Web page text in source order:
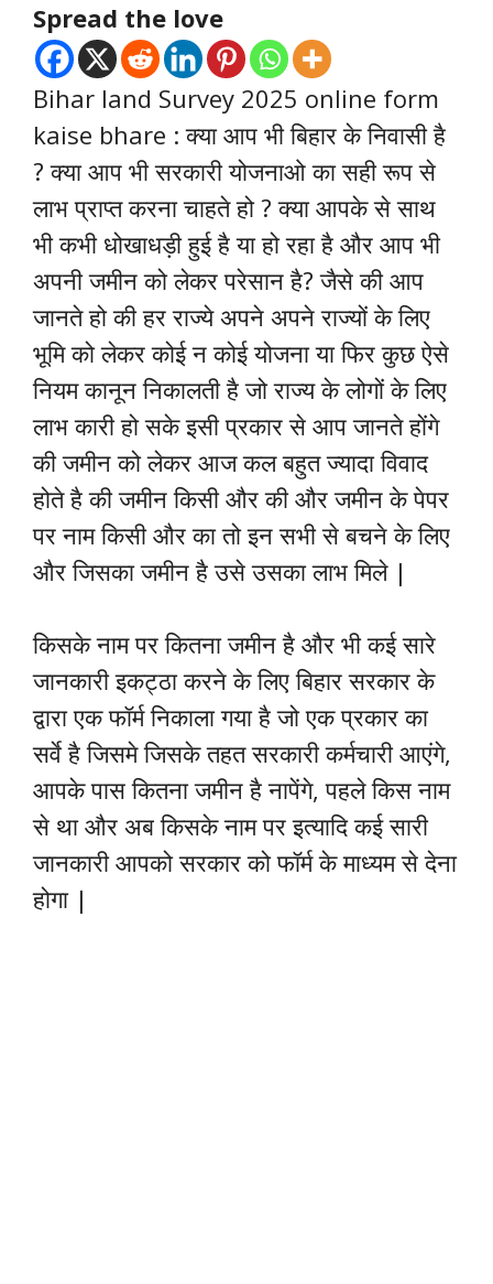
Spread the love
Bihar land Survey 2025 online form
kaise bhare : क्या आप भी बिहार के निवासी है
? क्या आप भी सरकारी योजनाओ का सही रूप से
लाभ प्राप्त करना चाहते हो ? क्या आपके से साथ
भी कभी धोखाधड़ी हुई है या हो रहा है और आप भी
अपनी जमीन को लेकर परेसान है? जैसे की आप
जानते हो की हर राज्ये अपने अपने राज्यों के लिए
भूमि को लेकर कोई न कोई योजना या फिर कुछ ऐसे
नियम कानून निकालती है जो राज्य के लोगों के लिए
लाभ कारी हो सके इसी प्रकार से आप जानते होंगे
की जमीन को लेकर आज कल बहुत ज्यादा विवाद
होते है की जमीन किसी और की और जमीन के पेपर
पर नाम किसी और का तो इन सभी से बचने के लिए
और जिसका जमीन है उसे उसका लाभ मिले |
किसके नाम पर कितना जमीन है और भी कई सारे
जानकारी इकट्ठा करने के लिए बिहार सरकार के
द्वारा एक फॉर्म निकाला गया है जो एक प्रकार का
सर्वे है जिसमे जिसके तहत सरकारी कर्मचारी आएंगे,
आपके पास कितना जमीन है नापेंगे, पहले किस नाम
से था और अब किसके नाम पर इत्यादि कई सारी
जानकारी आपको सरकार को फॉर्म के माध्यम से देना
होगा |